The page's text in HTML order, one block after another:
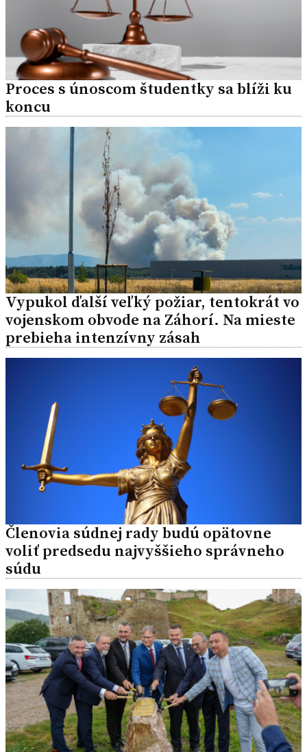
Proces s únoscom študentky sa blíži ku
koncu
Vypukol ďalší veľký požiar, tentokrát vo
vojenskom obvode na Záhorí. Na mieste
prebieha intenzívny zásah
Členovia súdnej rady budú opätovne
voliť predsedu najvyššieho správneho
súdu